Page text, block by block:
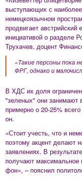
выступающих с
немецкоязычном
продвигает
инициативой о разделе
Трухачев, доцент
«Такие персоны пока
ФРГ, однако и
В ХДС их доля
"зеленых" они занимают
примерно о 20-25%
он.
«Стоит учесть, что и
поэтому акцент делают
заявлениях. В
получают
фон», – пояснил